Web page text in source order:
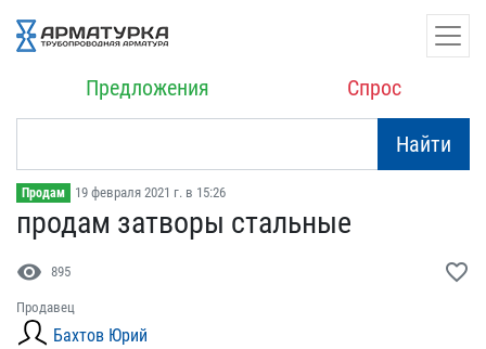
Предложения Спрос
Найти
Продам 19 февраля 2021 г. в 15:26
продам затворы стальные
visibility 895 favorite_border
Продавец
Бахтов Юрий